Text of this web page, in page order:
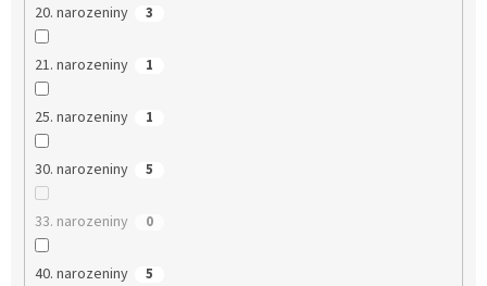
20. narozeniny 3
21. narozeniny 1
25. narozeniny 1
30. narozeniny 5
33. narozeniny 0
40. narozeniny 5